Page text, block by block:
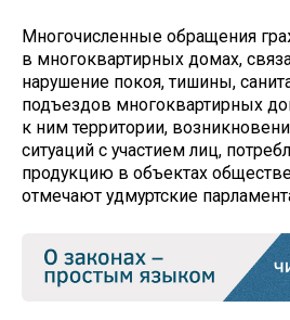
Многочисленные обращения
в многоквартирных домах,
нарушение покоя, тишины,
подъездов многоквартирных
к ним территории,
ситуаций с участием лиц,
продукцию в объектах
отмечают удмуртские